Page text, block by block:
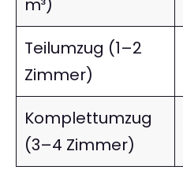
m³)
Teilumzug (1–2
Zimmer)
Komplettumzug
(3–4 Zimmer)